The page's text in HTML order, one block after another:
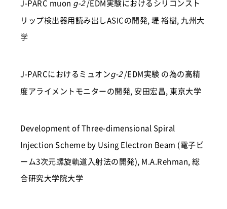
J-PARC muon g-2 /EDM実験におけるシリコンスト
リップ検出器用読み出しASICの開発, 堤 裕樹, 九州大
学
J-PARCにおけるミュオンg-2 /EDM実験 の為の高精
度アライメントモニターの開発, 安田宏昌, 東京大学
Development of Three-dimensional Spiral
Injection Scheme by Using Electron Beam (電子ビ
ーム3次元螺旋軌道入射法の開発), M.A.Rehman, 総
合研究大学院大学